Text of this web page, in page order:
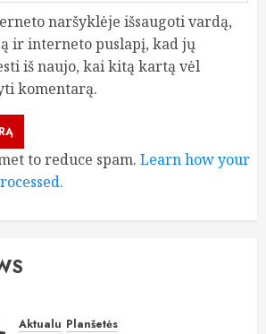
naršyklėje išsaugoti vardą,
ir interneto puslapį, kad jų
iš naujo, kai kitą kartą vėl
komentarą.
to reduce spam. Learn how your
Aktualu Planšetės